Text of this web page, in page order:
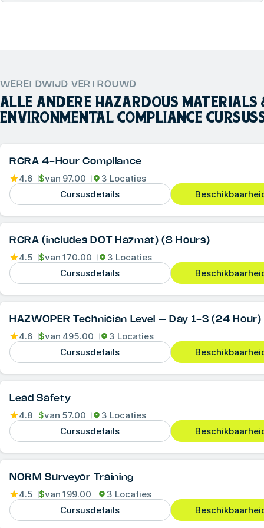
WERELDWIJD VERTROUWD
ALLE ANDERE HAZARDOUS MATERIALS
ENVIRONMENTAL COMPLIANCE
RCRA 4-Hour Compliance
4.6 $van 97.00
3 Locaties
Cursusdetails
RCRA (includes DOT Hazmat) (8 Hours)
4.5 $van 170.00
3 Locaties
Cursusdetails
HAZWOPER Technician Level – Day 1-3 (24 Hour)
4.6 $van 495.00
3 Locaties
Cursusdetails
Lead Safety
4.8 $van 57.00
3 Locaties
Cursusdetails
NORM Surveyor Training
4.5 $van 199.00
3 Locaties
Cursusdetails